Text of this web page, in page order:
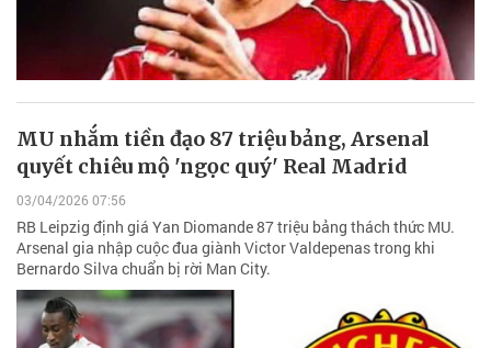
MU nhắm tiền đạo 87 triệu bảng, Arsenal
quyết chiêu mộ 'ngọc quý' Real Madrid
03/04/2026 07:56
RB Leipzig định giá Yan Diomande 87 triệu bảng thách thức MU.
Arsenal gia nhập cuộc đua giành Victor Valdepenas trong khi
Bernardo Silva chuẩn bị rời Man City.